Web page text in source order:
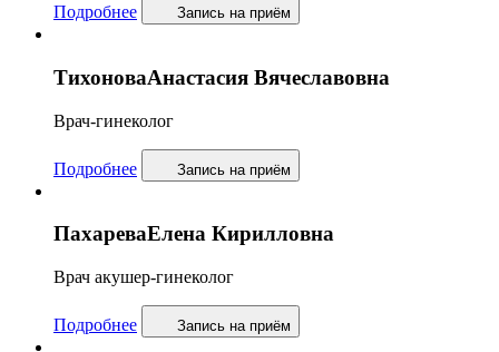
Подробнее Запись на приём
ТихоноваАнастасия Вячеславовна
Врач-гинеколог
Подробнее Запись на приём
ПахареваЕлена Кирилловна
Врач акушер-гинеколог
Подробнее Запись на приём